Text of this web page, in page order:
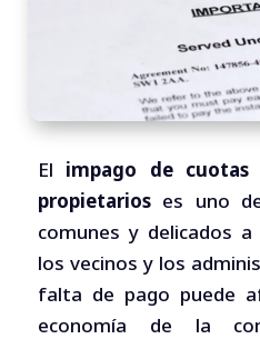
El impago de cuotas
propietarios es uno
comunes y delicados
los vecinos y los
falta de pago puede
economía de la